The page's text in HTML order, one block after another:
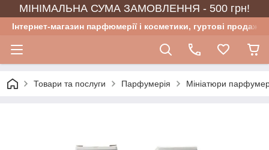
МІНІМАЛЬНА СУМА ЗАМОВЛЕННЯ - 500 грн!
Інтернет-магазин парфюмерії і косметики, гуртові продажі
Товари та послуги Парфумерія Мініатюри